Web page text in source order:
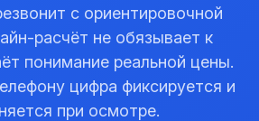
с ориентировочной
расчёт не обязывает к
понимание реальной цены.
цифра фиксируется и
при осмотре.